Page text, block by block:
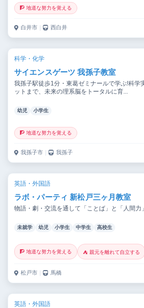
🧗 地道な努力を覚える
白井市 ｜ 西白井
科学・化学
サイエンスゲーツ 我孫子教室
我孫子駅徒歩1分・東葛ゼミナールで学ぶ!科学
ットまで、未来の理系脳をトータルに育...
幼児 小学生
🧗 地道な努力を覚える
我孫子市 ｜ 我孫子
英語・外国語
ラボ・パーティ 新松戸三ヶ月教室
物語・劇・交流を通して「ことば」と「人間力
未就学 幼児 小学生 中学生 高校生
🧗 地道な努力を覚える ⛺ 親元を離れて自立する
松戸市 ｜ 馬橋
英語・外国語